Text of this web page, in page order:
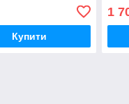
Купити
1